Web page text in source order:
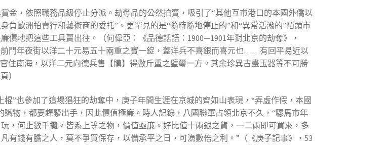
金，依照職務品級停止分派。劫奪品的公然拍賣，吸引了“其他互市港口的本國外僑以
歐洲拍賣行和藝術商的委托”。更罕見的是“隨時隨地停止的”和“異常活潑的”陌頭市
地把這些工具賣出往。（何偉亞：《品德話語：1900—1901年對北京的劫奪》，
前門年夜街以洋二十元易五十兩重之寶一錠，蓋洋兵不喜銀而喜元也……有回平易近以
住南海，以洋二元向德兵售【購】得數斤重之璧璽一方。其余珍異古畫玉器等不可勝
）
”也參加了這場猖狂的劫奪中，庚子年間生涯在京城的齊如山表現，“弄虛作假，本國
物，都要趕緊出手，因此價值極廉。時人記錄，八國聯軍占領北京不久，“騾馬市年
，何止數千攤。皆系上等之物，價值亟廉。好比值十兩銀之貨，一二兩即可買來，多
有錢有膽之人，莫不爭買保存，以備承平之日，可漁數倍之利。”（《庚子記事》，53